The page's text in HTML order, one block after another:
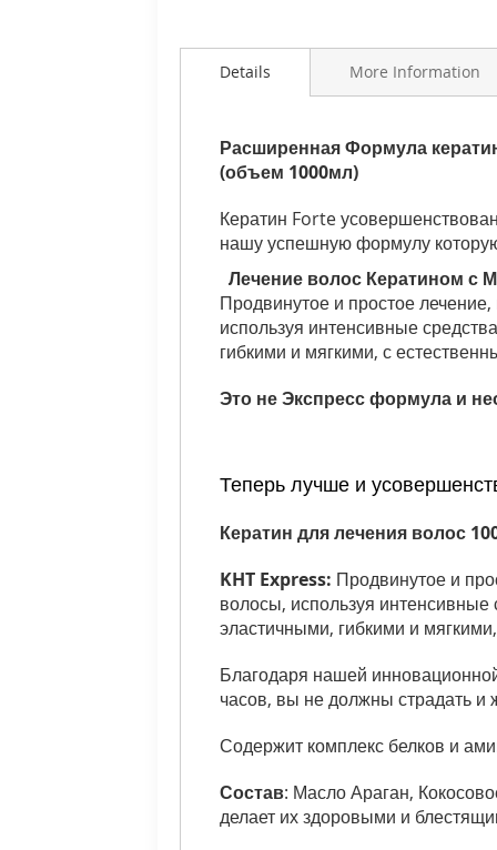
Details
Расширенная Формула
(объем 1000мл)
Кератин Forte
нашу успешнуюформулу
Лечение волос Кератином с
Продвинутое и простое
используя интенсивные
гибкими и мягкими, с
Это не Экспресс формула и
Теперь лучше и
Кератин для лечения волос
KHT Express: Продвинутое и
волосы, используя интенсивные
эластичными, гибкими и
Благодаря нашей
часов, вы не должны страдать
Содержит комплекс белков и
Состав: Масло Араган,
делает их здоровыми и
More Information